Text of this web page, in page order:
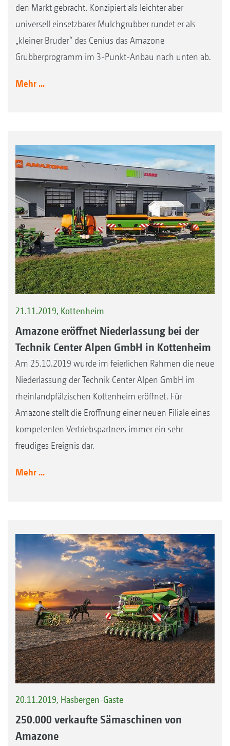
den Markt gebracht. Konzipiert als leichter aber
universell einsetzbarer Mulchgrubber rundet er als
„kleiner Bruder“ des Cenius das Amazone
Grubberprogramm im 3-Punkt-Anbau nach unten ab.
Mehr ...
21.11.2019, Kottenheim
Amazone eröffnet Niederlassung bei der
Technik Center Alpen GmbH in Kottenheim
Am 25.10.2019 wurde im feierlichen Rahmen die neue
Niederlassung der Technik Center Alpen GmbH im
rheinlandpfälzischen Kottenheim eröffnet. Für
Amazone stellt die Eröffnung einer neuen Filiale eines
kompetenten Vertriebspartners immer ein sehr
freudiges Ereignis dar.
Mehr ...
20.11.2019, Hasbergen-Gaste
250.000 verkaufte Sämaschinen von
Amazone